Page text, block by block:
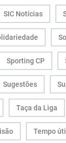
SIC Notícias
Sporting CP
Sugestões
Taça da Liga
Tempo